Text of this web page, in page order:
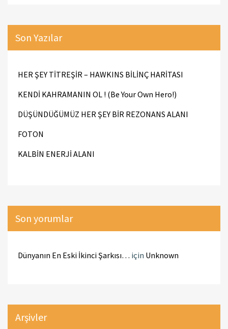
Son Yazılar
HER ŞEY TİTREŞİR – HAWKINS BİLİNÇ HARİTASI
KENDİ KAHRAMANIN OL ! (Be Your Own Hero!)
DÜŞÜNDÜĞÜMÜZ HER ŞEY BİR REZONANS ALANI
FOTON
KALBİN ENERJİ ALANI
Son yorumlar
Dünyanın En Eski İkinci Şarkısı… için Unknown
Arşivler